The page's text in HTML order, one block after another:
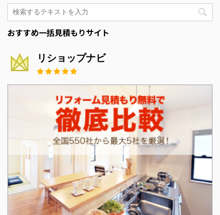
おすすめ一括見積もりサイト
リショップナビ